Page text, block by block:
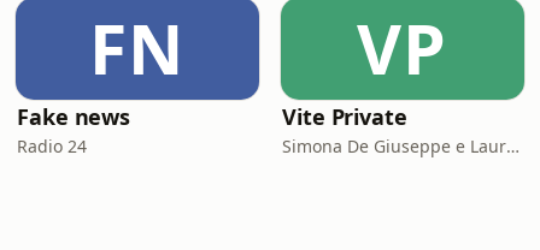
FN
Fake news
Radio 24
VP
Vite Private
Simona De Giuseppe e Laura Marinaro